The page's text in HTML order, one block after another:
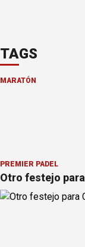
TAGS
MARATÓN
PREMIER PÁDEL
Otro festejo